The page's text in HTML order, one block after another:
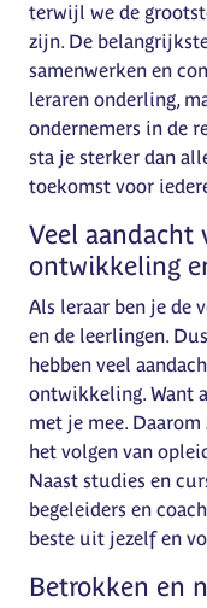
terwijl we de
zijn. De
samenwerken en
leraren onderling,
ondernemers in de
sta je sterker dan
toekomst voor
Veel aandacht
ontwikkeling
Als leraar ben je de
en de leerlingen.
hebben veel
ontwikkeling. Want
met je mee.
het volgen van
Naast studies en
begeleiders en
beste uit jezelf en
Betrokken en